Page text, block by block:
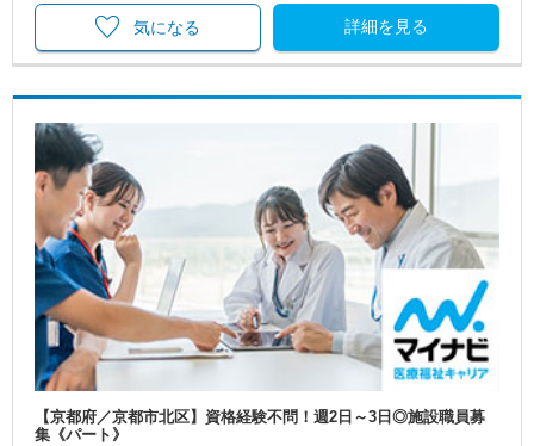
詳細を見る
気になる
【京都府／京都市北区】資格経験不問！週2日～3日◎施設職員募
集《パート》